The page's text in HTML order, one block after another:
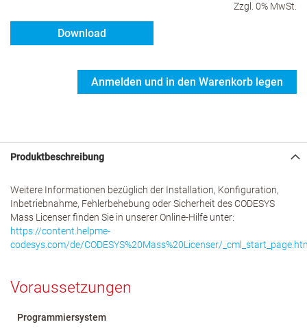
Download
Zzgl. 0% MwSt.
Anmelden und in den Warenkorb legen
Produktbeschreibung
Weitere Informationen bezüglich der Installation, Konfiguration,
Inbetriebnahme, Fehlerbehebung oder Sicherheit des CODESYS
Mass Licenser finden Sie in unserer Online-Hilfe unter:
https://content.helpme-
codesys.com/de/CODESYS%20Mass%20Licenser/
Voraussetzungen
Programmiersystem